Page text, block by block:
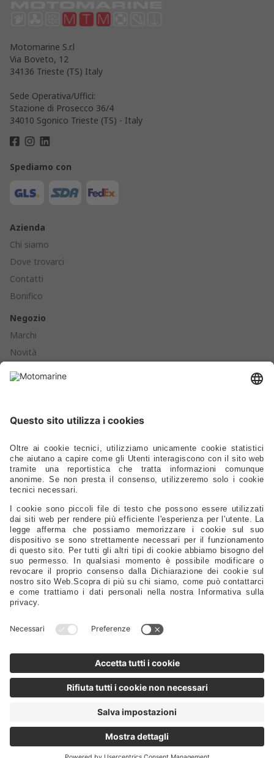
Motomarine S.r.l
Via Boveto, 12
34136 Trieste (TS) Italy
Sede Operativa/Uffici:
Stazione di Prosecco 36/4
34010 Sgonico Trieste (TS) - Italy
Spediamo con
Azienda
Chi siamo
Dove trovarci
Contatti
Bonifico
Negozio
Marchi
Novità
Cataloghi
Ferramenta - Chiusure - Viteria
Scalette - Passerelle - Supporti Sedili - Oblò - Prese D'aria
Cucine - Frigoriferi - Sanitari - Idraulica - Raccorderia - Pompe
Elettrica - Luci - Fanali - Energia
Strumentazione - Bussole - Binocoli - Antenne - Elettronica
Sicurezza - Sport - Abbigliamento - Battelli - Alaggio - Carrelli
Vela - Cordame - Coperture - Rivestimenti
Ricambi Motore - Eliche - Anodi - Serbatoi - Filtri
Timonerie - Comandi - Timoni - Flaps - Bow Thruster
Lubrificanti - Colle - Detergenti - Spazzole - Vernici - Utensili
Servizi Da Tavola - Arredo - Oggettistica
Supporto
FAQ
@2024 - Motomarine Srl
P.IVA/C.F./N.Reg.Imp.: IT 00968120329 REA TS-0114586 Capitale sociale: